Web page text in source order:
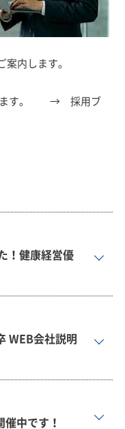
内します。
ります。 → 採用ブ
！健康経営優
WEB会社説明
中です！